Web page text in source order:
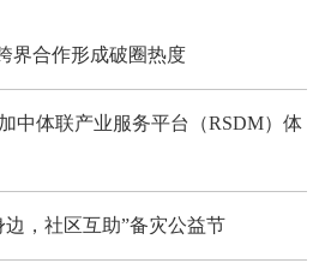
界合作形成破圈热度
中体联产业服务平台（RSDM）体
边，社区互助”备灾公益节